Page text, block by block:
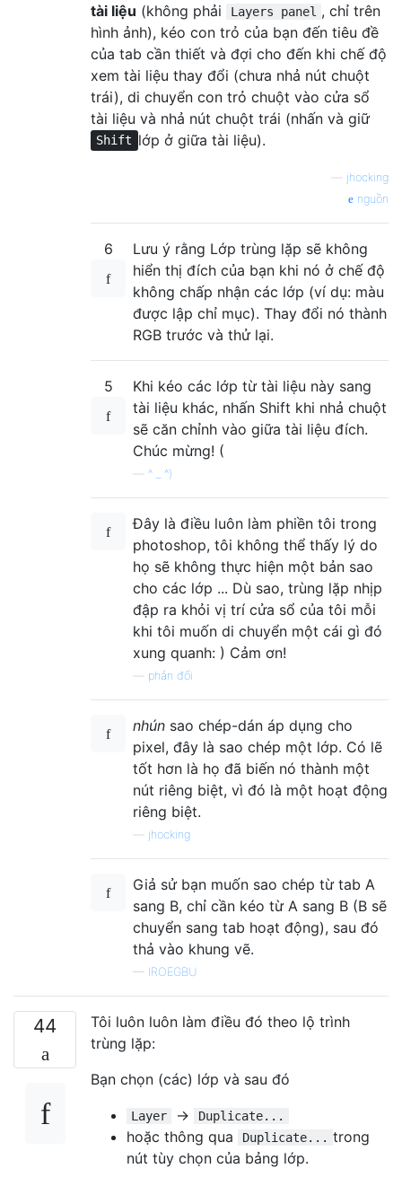
tài liệu (không phải Layers panel , chỉ trên
hình ảnh), kéo con trỏ của bạn đến tiêu đề
của tab cần thiết và đợi cho đến khi chế độ
xem tài liệu thay đổi (chưa nhả nút chuột
trái), di chuyển con trỏ chuột vào cửa sổ
tài liệu và nhả nút chuột trái (nhấn và giữ
Shift lớp ở giữa tài liệu).
jhocking
nguồn
6
Lưu ý rằng Lớp trùng lặp sẽ không
hiển thị đích của bạn khi nó ở chế độ
không chấp nhận các lớp (ví dụ: màu
được lập chỉ mục). Thay đổi nó thành
RGB trước và thử lại.
5
Khi kéo các lớp từ tài liệu này sang
tài liệu khác, nhấn Shift khi nhả chuột
sẽ căn chỉnh vào giữa tài liệu đích.
Chúc mừng! (
^ _ ^)
Đây là điều luôn làm phiền tôi trong
photoshop, tôi không thể thấy lý do
họ sẽ không thực hiện một bản sao
cho các lớp ... Dù sao, trùng lặp nhịp
đập ra khỏi vị trí cửa sổ của tôi mỗi
khi tôi muốn di chuyển một cái gì đó
xung quanh: ) Cảm ơn!
phản đối
nhún sao chép-dán áp dụng cho
pixel, đây là sao chép một lớp. Có lẽ
tốt hơn là họ đã biến nó thành một
nút riêng biệt, vì đó là một hoạt động
riêng biệt.
jhocking
Giả sử bạn muốn sao chép từ tab A
sang B, chỉ cần kéo từ A sang B (B sẽ
chuyển sang tab hoạt động), sau đó
thả vào khung vẽ.
— IROEGBU
44
Tôi luôn luôn làm điều đó theo lộ trình
trùng lặp:
Bạn chọn (các) lớp và sau đó
Layer → Duplicate...
hoặc thông qua Duplicate... trong
nút tùy chọn của bảng lớp.